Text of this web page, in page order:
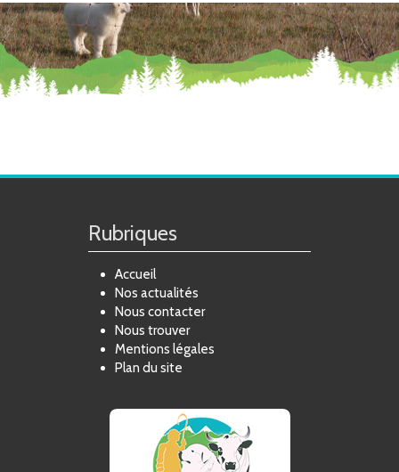
Rubriques
Accueil
Nos actualités
Nous contacter
Nous trouver
Mentions légales
Plan du site